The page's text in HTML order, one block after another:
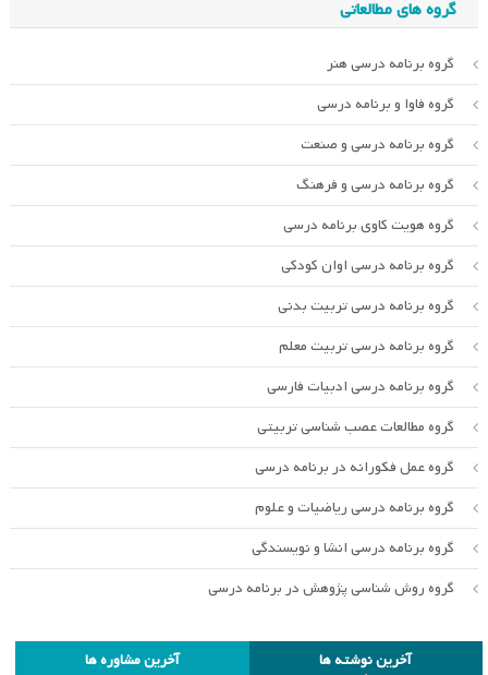
گروه های مطالعاتی
گروه برنامه درسی هنر
گروه فاوا و برنامه درسی
گروه برنامه درسی و صنعت
گروه برنامه درسی و فرهنگ
گروه هویت کاوی برنامه درسی
گروه برنامه درسی اوان کودکی
گروه برنامه درسی تربیت بدنی
گروه برنامه درسی تربیت معلم
گروه برنامه درسی ادبیات فارسی
گروه مطالعات عصب شناسی تربیتی
گروه عمل فکورانه در برنامه درسی
گروه برنامه درسی ریاضیات و علوم
گروه برنامه درسی انشا و نویسندگی
گروه روش شناسی پژوهش در برنامه درسی
آخرین نوشته ها آخرین مشاوره ها